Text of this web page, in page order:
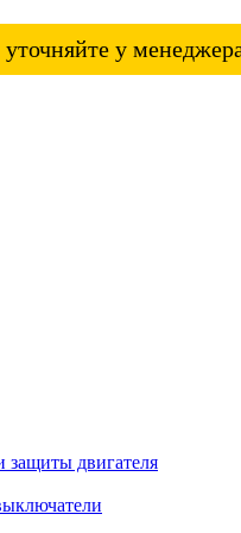
уточняйте у
защиты двигателя